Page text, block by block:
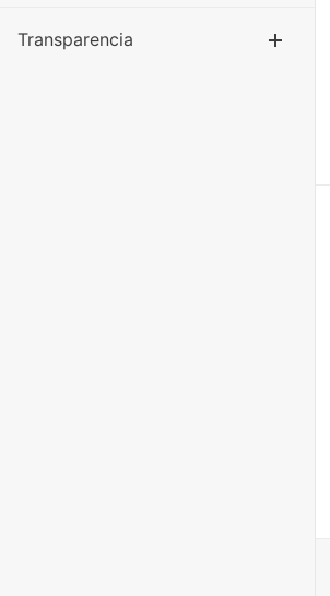
Transparencia